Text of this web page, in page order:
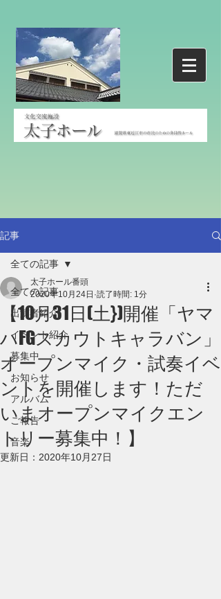
記事
全ての記事
出演者紹介
イベント紹介
募集中
お知らせ
アルバム
ご報告
音楽
全ての記事
【10月31日(土})開催「ヤマ
ハFGスカウトキャラバン」
オープンマイク・試奏イベ
ントを開催します！ただ
いまオープンマイクエン
トリー募集中！】
太子ホール番頭
2020年10月24日 読了時間: 1分
更新日： 2020年10月27日